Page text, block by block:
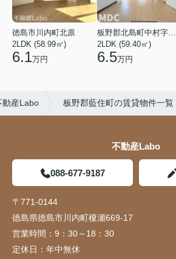
徳島市川内町北原
2LDK (58.99㎡)
6.1万円
板野郡北島町中村字本須
2LDK (59.40㎡)
6.5万円
動産Labo 板野郡藍住町の賃貸物件一覧
不動産Labo
088-677-9187
〒771-0144
徳島県徳島市川内町榎瀬669-17
営業時間： 9：30～18：30
定休日： 年中無休